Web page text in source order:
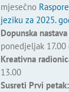
mjesečno
jeziku za 2025.
Dopunska
ponedjeljak
Kreativna
13.00
Susreti Prvi petak: